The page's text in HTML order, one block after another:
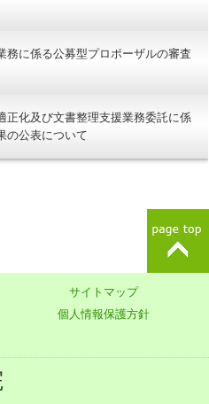
務に係る公募型プロポーザルの審査
正化及び文書整理支援業務委託に係
の公表について
サイトマップ
個人情報保護方針